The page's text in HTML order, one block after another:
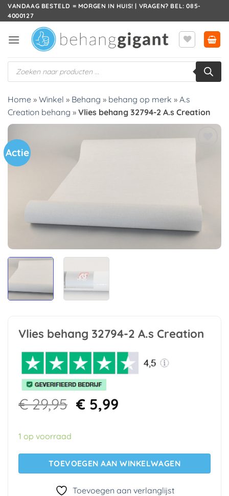
Ga
naar
VANDAAG BESTELD = MORGEN IN HUIS! | VRAGEN? BEL: 085-
4000127
Producten
zoeken
Home » Winkel » Behang » behang op merk » A.s
Creation behang » Vlies behang 32794-2 A.s Creation
Actie
Vlies behang 32794-2 A.s Creation
€29,95 Oorspronkelijke
prijs
€5,99Huidige
1 op voorraad
TOEVOEGEN AAN WINKELWAGEN
Toevoegen aan verlanglijst